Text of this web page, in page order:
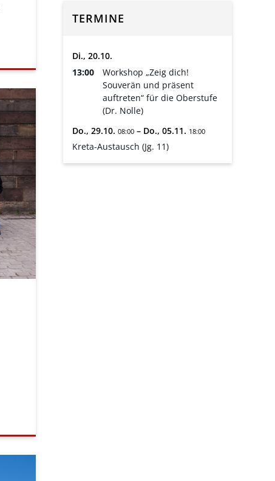
TERMINE
Di., 20.10.
13:00
Workshop „Zeig dich!
Souverän und präsent
auftreten“ für die Oberstufe
(Dr. Nolle)
Do., 29.10. 08:00 – Do., 05.11. 18:00
Kreta-Austausch (Jg. 11)